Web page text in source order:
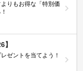
りもお得な「特別価
】
ゼントを当てよう！